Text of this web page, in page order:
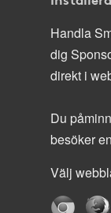
Handla
dig
direkt i
Du
besöker
Välj